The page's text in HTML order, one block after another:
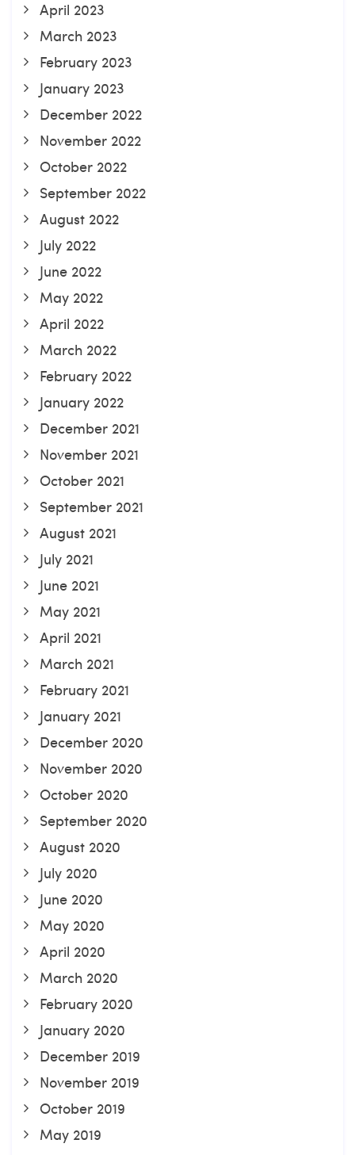
April 2023
March 2023
February 2023
January 2023
December 2022
November 2022
October 2022
September 2022
August 2022
July 2022
June 2022
May 2022
April 2022
March 2022
February 2022
January 2022
December 2021
November 2021
October 2021
September 2021
August 2021
July 2021
June 2021
May 2021
April 2021
March 2021
February 2021
January 2021
December 2020
November 2020
October 2020
September 2020
August 2020
July 2020
June 2020
May 2020
April 2020
March 2020
February 2020
January 2020
December 2019
November 2019
October 2019
May 2019